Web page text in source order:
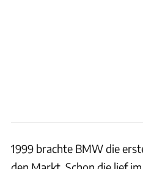
1999 brachte BMW die